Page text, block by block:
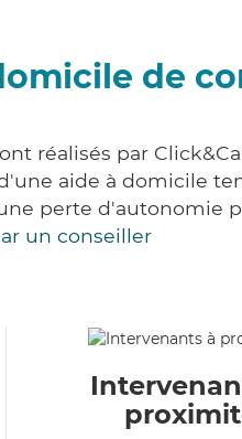
de
réalisés par
aide à domicile
perte d'autonomie
un conseiller